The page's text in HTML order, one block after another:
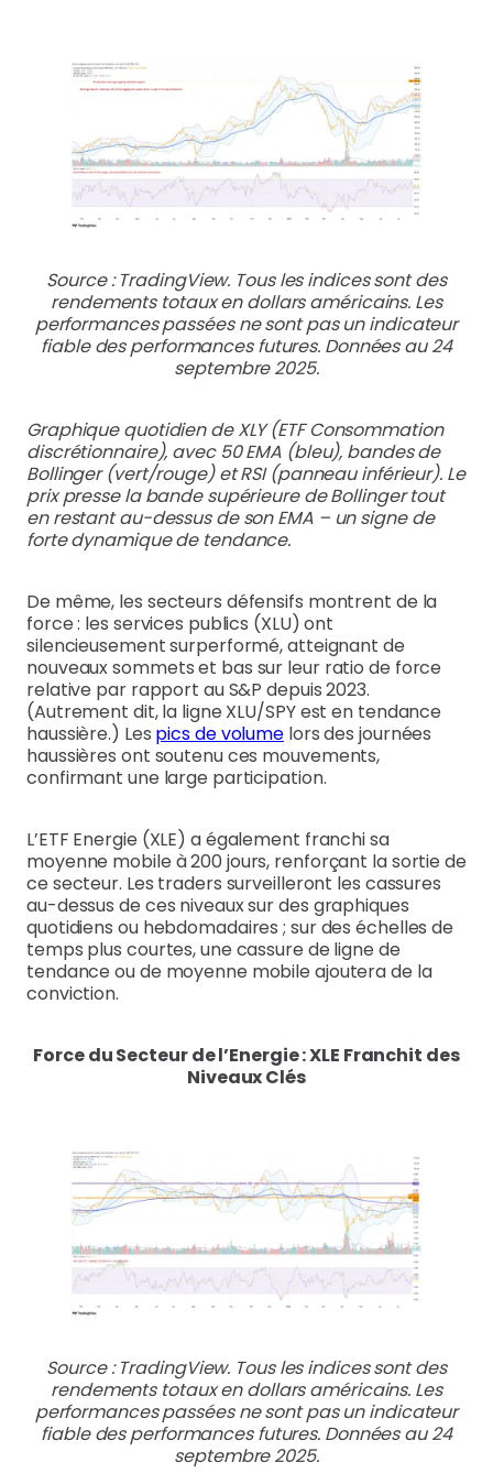
Source : TradingView. Tous les indices sont des
rendements totaux en dollars américains. Les
performances passées ne sont pas un indicateur
fiable des performances futures. Données au 24
septembre 2025.
Graphique quotidien de XLY (ETF Consommation
discrétionnaire), avec 50 EMA (bleu), bandes de
Bollinger (vert/rouge) et RSI (panneau inférieur). Le
prix presse la bande supérieure de Bollinger tout
en restant au-dessus de son EMA – un signe de
forte dynamique de tendance.
De même, les secteurs défensifs montrent de la
force : les services publics (XLU) ont
silencieusement surperformé, atteignant de
nouveaux sommets et bas sur leur ratio de force
relative par rapport au S&P depuis 2023.
(Autrement dit, la ligne XLU/SPY est en tendance
haussière.) Les pics de volume lors des journées
haussières ont soutenu ces mouvements,
confirmant une large participation.
L’ETF Energie (XLE) a également franchi sa
moyenne mobile à 200 jours, renforçant la sortie de
ce secteur. Les traders surveilleront les cassures
au-dessus de ces niveaux sur des graphiques
quotidiens ou hebdomadaires ; sur des échelles de
temps plus courtes, une cassure de ligne de
tendance ou de moyenne mobile ajoutera de la
conviction.
Force du Secteur de l’Energie : XLE Franchit des
Niveaux Clés
Source : TradingView. Tous les indices sont des
rendements totaux en dollars américains. Les
performances passées ne sont pas un indicateur
fiable des performances futures. Données au 24
septembre 2025.